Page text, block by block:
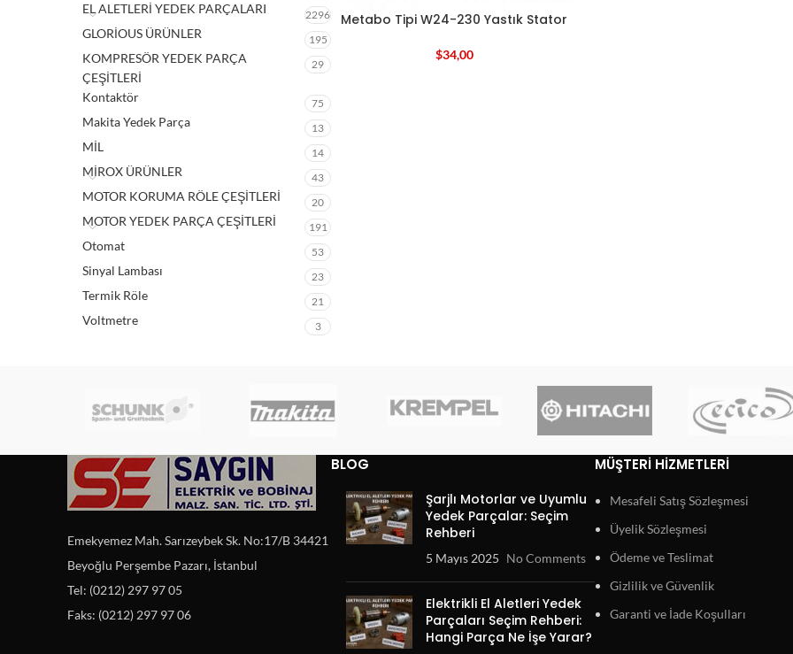
EL ALETLERİ YEDEK PARÇALARI 2296
GLORİOUS ÜRÜNLER 195
KOMPRESÖR YEDEK PARÇA
ÇEŞİTLERİ
29
Kontaktör 75
Makita Yedek Parça 13
MİL 14
MİROX ÜRÜNLER 43
MOTOR KORUMA RÖLE ÇEŞİTLERİ 20
MOTOR YEDEK PARÇA ÇEŞİTLERİ 191
Otomat 53
Sinyal Lambası 23
Termik Röle 21
Voltmetre 3
Metabo Tipi W24-230 Yastık Stator
$34,00
Emekyemez Mah. Sarızeybek Sk. No:17/B 34421
Beyoğlu Perşembe Pazarı, İstanbul
Tel: (0212) 297 97 05
Faks: (0212) 297 97 06
BLOG
Şarjlı Motorlar ve Uyumlu
Yedek Parçalar: Seçim
Rehberi
5 Mayıs 2025 No Comments
Elektrikli El Aletleri Yedek
Parçaları Seçim Rehberi:
Hangi Parça Ne İşe Yarar?
MÜŞTERI HIZMETLERI
Mesafeli Satış Sözleşmesi
Üyelik Sözleşmesi
Ödeme ve Teslimat
Gizlilik ve Güvenlik
Garanti ve İade Koşulları